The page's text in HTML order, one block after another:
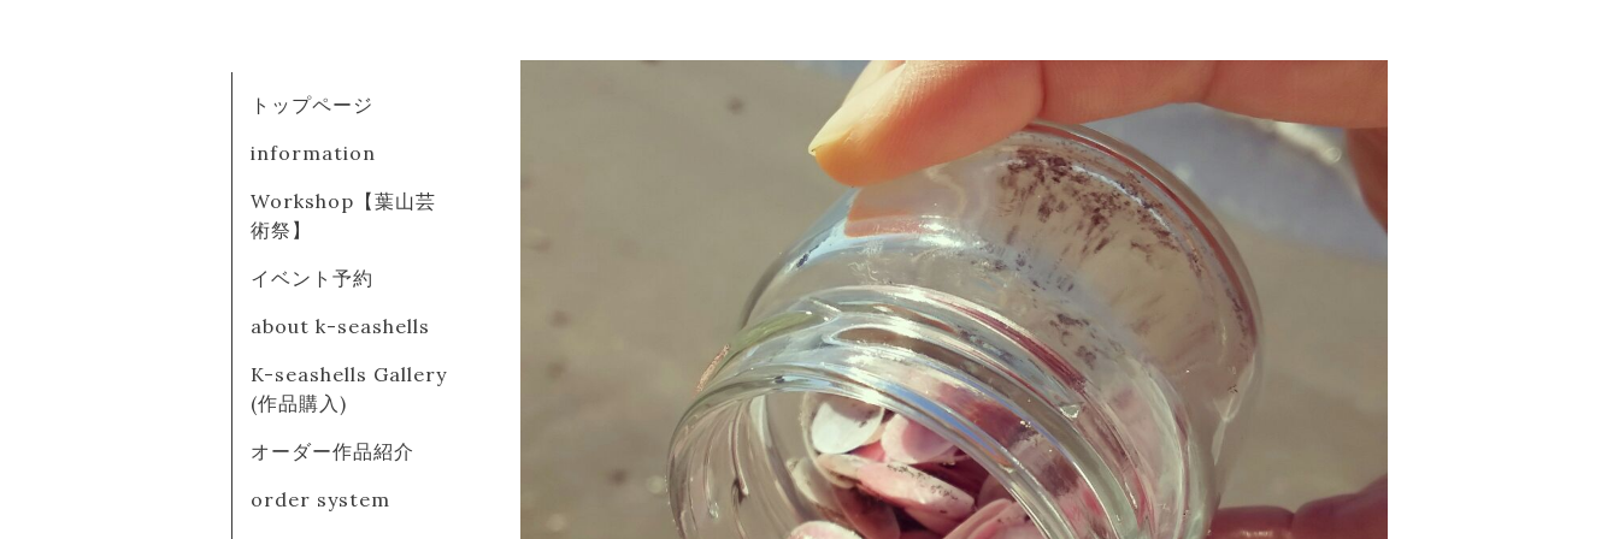
トップページ
information
Workshop【葉山芸
術祭】
イベント予約
about k-seashells
K-seashells Gallery
(作品購入)
オーダー作品紹介
order system